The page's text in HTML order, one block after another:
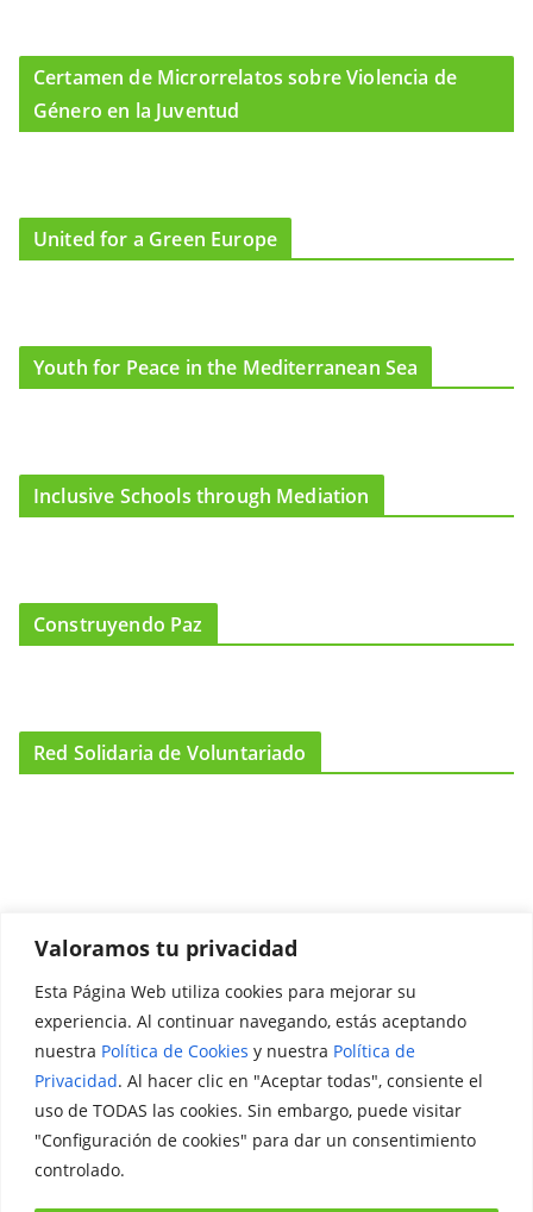
Valoramos tu privacidad
Esta Página Web utiliza cookies para mejorar su
experiencia. Al continuar navegando, estás aceptando
nuestra Política de Cookies y nuestra Política de
Privacidad. Al hacer clic en "Aceptar todas", consiente el
uso de TODAS las cookies. Sin embargo, puede visitar
"Configuración de cookies" para dar un consentimiento
controlado.
Certamen de Microrrelatos sobre Violencia de
Género en la Juventud
United for a Green Europe
Youth for Peace in the Mediterranean Sea
Inclusive Schools through Mediation
Construyendo Paz
Red Solidaria de Voluntariado
Promociónate
Legal
Aviso Legal
Política de Privacidad
Política de Cookies